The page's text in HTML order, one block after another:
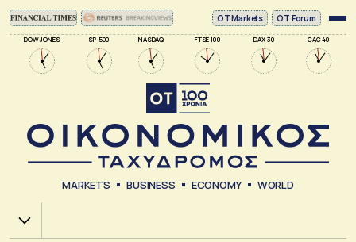
DOW JONES SP 500 NASDAQ FTSE 100 DAX 30 CAC 40
ΟΤ Markets OT Forum
MARKETS BUSINESS ECONOMY WORLD
Χ.Α.